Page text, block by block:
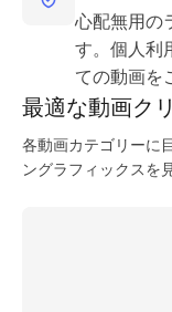
心配無用の
す。個人利
ての動画を
最適な動画ク
各動画カテゴリーに
ングラフィックスを